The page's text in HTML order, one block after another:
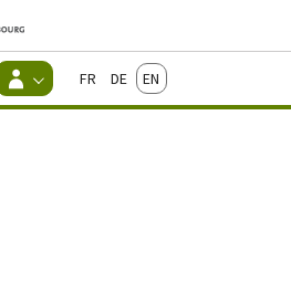
main menu
to content
Changer
d'espace
FrançaisDeutschEnglish